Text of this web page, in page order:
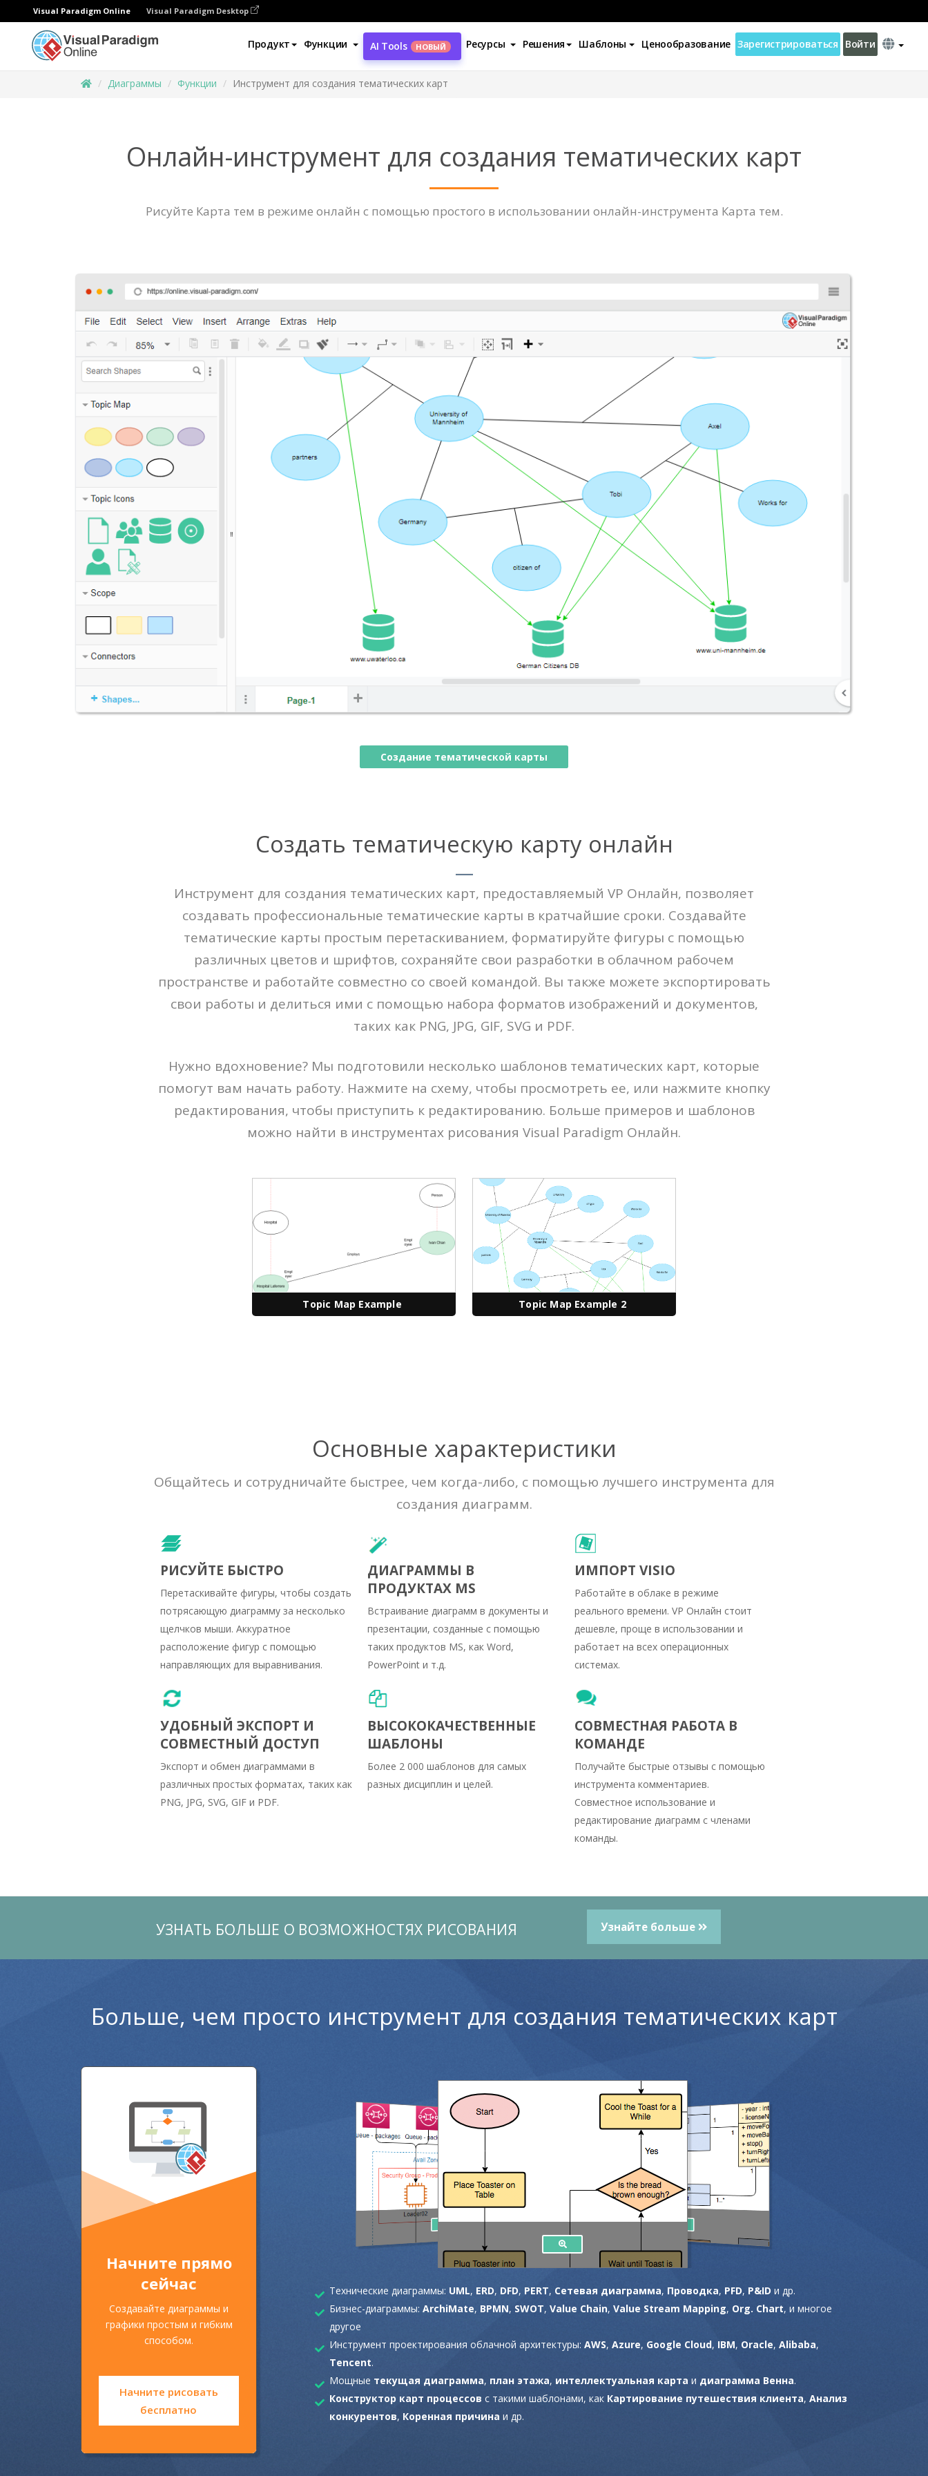
Visual Paradigm Online Visual Paradigm Desktop
Продукт Функции AI Tools НОВЫЙ Ресурсы Решения Шаблоны Ценообразование Зарегистрироваться Войти
Диаграммы Функции Инструмент для создания тематических карт
Онлайн-инструмент для создания тематических карт
Рисуйте Карта тем в режиме онлайн с помощью простого в использовании онлайн-инструмента Карта тем.
Создание тематической карты
Создать тематическую карту онлайн
Инструмент для создания тематических карт, предоставляемый VP Онлайн, позволяет
создавать профессиональные тематические карты в кратчайшие сроки. Создавайте
тематические карты простым перетаскиванием, форматируйте фигуры с помощью
различных цветов и шрифтов, сохраняйте свои разработки в облачном рабочем
пространстве и работайте совместно со своей командой. Вы также можете экспортировать
свои работы и делиться ими с помощью набора форматов изображений и документов,
таких как PNG, JPG, GIF, SVG и PDF.
Нужно вдохновение? Мы подготовили несколько шаблонов тематических карт, которые
помогут вам начать работу. Нажмите на схему, чтобы просмотреть ее, или нажмите кнопку
редактирования, чтобы приступить к редактированию. Больше примеров и шаблонов
можно найти в инструментах рисования Visual Paradigm Онлайн.
Topic Map Example Topic Map Example 2
Основные характеристики
Общайтесь и сотрудничайте быстрее, чем когда-либо, с помощью лучшего инструмента для
создания диаграмм.
РИСУЙТЕ БЫСТРО
Перетаскивайте фигуры, чтобы создать
потрясающую диаграмму за несколько
щелчков мыши. Аккуратное
расположение фигур с помощью
направляющих для выравнивания.
ДИАГРАММЫ В
ПРОДУКТАХ MS
Встраивание диаграмм в документы и
презентации, созданные с помощью
таких продуктов MS, как Word,
PowerPoint и т.д.
ИМПОРТ VISIO
Работайте в облаке в режиме
реального времени. VP Онлайн стоит
дешевле, проще в использовании и
работает на всех операционных
системах.
УДОБНЫЙ ЭКСПОРТ И
СОВМЕСТНЫЙ ДОСТУП
Экспорт и обмен диаграммами в
различных простых форматах, таких как
PNG, JPG, SVG, GIF и PDF.
ВЫСОКОКАЧЕСТВЕННЫЕ
ШАБЛОНЫ
Более 2 000 шаблонов для самых
разных дисциплин и целей.
СОВМЕСТНАЯ РАБОТА В
КОМАНДЕ
Получайте быстрые отзывы с помощью
инструмента комментариев.
Совместное использование и
редактирование диаграмм с членами
команды.
УЗНАТЬ БОЛЬШЕ О ВОЗМОЖНОСТЯХ РИСОВАНИЯ Узнайте больше
Больше, чем просто инструмент для создания тематических карт
Начните прямо
сейчас
Создавайте диаграммы и
графики простым и гибким
способом.
Начните рисовать
бесплатно
Технические диаграммы: UML, ERD, DFD, PERT, Сетевая диаграмма, Проводка, PFD, P&ID и др.
Бизнес-диаграммы: ArchiMate, BPMN, SWOT, Value Chain, Value Stream Mapping, Org. Chart, и многое
другое
Инструмент проектирования облачной архитектуры: AWS, Azure, Google Cloud, IBM, Oracle, Alibaba,
Tencent.
Мощные текущая диаграмма, план этажа, интеллектуальная карта и диаграмма Венна.
Конструктор карт процессов с такими шаблонами, как Картирование путешествия клиента, Анализ
конкурентов, Коренная причина и др.